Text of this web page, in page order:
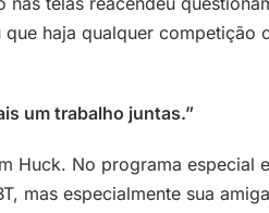
que haja qualquer competição
um trabalho juntas.”
Huck. No programa especial
mas especialmente sua